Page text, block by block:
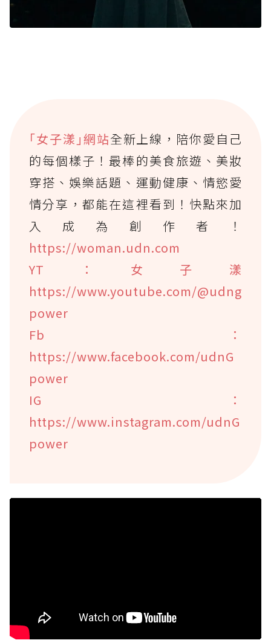
｢女子漾｣網站全新上線，陪你愛自己
的每個樣子！最棒的美食旅遊、美妝
穿搭、娛樂話題、運動健康、情慾愛
情分享，都能在這裡看到！快點來加
入成為創作者！
https://woman.udn.com
YT：女子漾
https://www.youtube.com/@udng
power
Fb：
https://www.facebook.com/udnG
power
IG：
https://www.instagram.com/udnG
power